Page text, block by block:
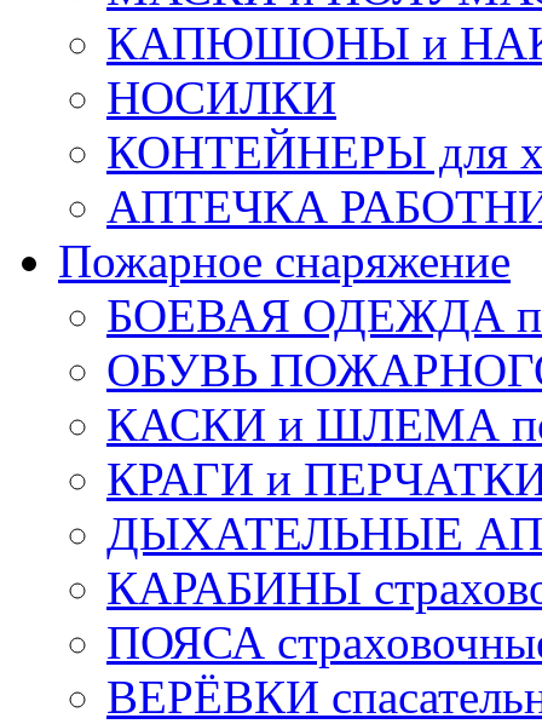
КАПЮШОНЫ и
НОСИЛКИ
КОНТЕЙНЕРЫ для
АПТЕЧКА
Пожарное снаряжение
БОЕВАЯ ОДЕЖДА
ОБУВЬ
КАСКИ и ШЛЕМА
КРАГИ и ПЕРЧАТКИ
ДЫХАТЕЛЬНЫЕ
КАРАБИНЫ
ПОЯСА
ВЕРЁВКИ